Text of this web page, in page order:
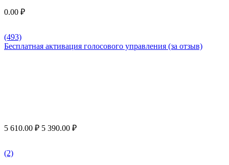
0.00 ₽
(493)
Бесплатная активация голосового управления (за отзыв)
5 610.00 ₽ 5 390.00 ₽
(2)